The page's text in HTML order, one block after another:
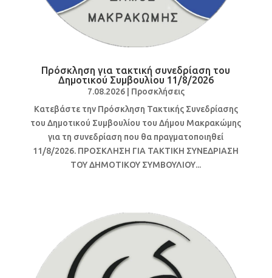
Πρόσκληση για τακτική συνεδρίαση του
Δημοτικού Συμβουλίου 11/8/2026
7.08.2026| Προσκλήσεις
Κατεβάστε την Πρόσκληση Τακτικής Συνεδρίασης
του Δημοτικού Συμβουλίου του Δήμου Μακρακώμης
για τη συνεδρίαση που θα πραγματοποιηθεί
11/8/2026. ΠΡΟΣΚΛΗΣΗ ΓΙΑ ΤΑΚΤΙΚΗ ΣΥΝΕΔΡΙΑΣΗ
ΤΟΥ ΔΗΜΟΤΙΚΟΥ ΣΥΜΒΟΥΛΙΟΥ...